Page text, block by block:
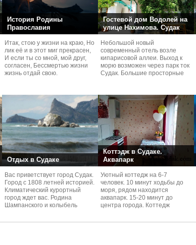
История Родины
Православия
Итак, стою у жизни на краю, Но
лик её и в этот миг прекрасен,
И если ты со мной, мой друг,
согласен, Бессмертью жизни
жизнь отдай свою.
Гостевой дом Водолей на
улице Нахимова. Судак
Небольшой новый
современный отель возле
кипарисовой аллеи. Выход к
морю возможен через парк ток
Судaк. Большие просторные
Отдых в Судаке
Вас приветствует город Судак.
Город с 1808 летней историей.
Климатический курортный
город ждет вас. Родина
Шампанского и колыбель
Коттэдж в Судаке.
Аквапарк
Уютный коттедж на 6-7
человек. 10 минут ходьбы до
моря, рядом находится
аквапарк. 15-20 минут до
центра города. Коттедж